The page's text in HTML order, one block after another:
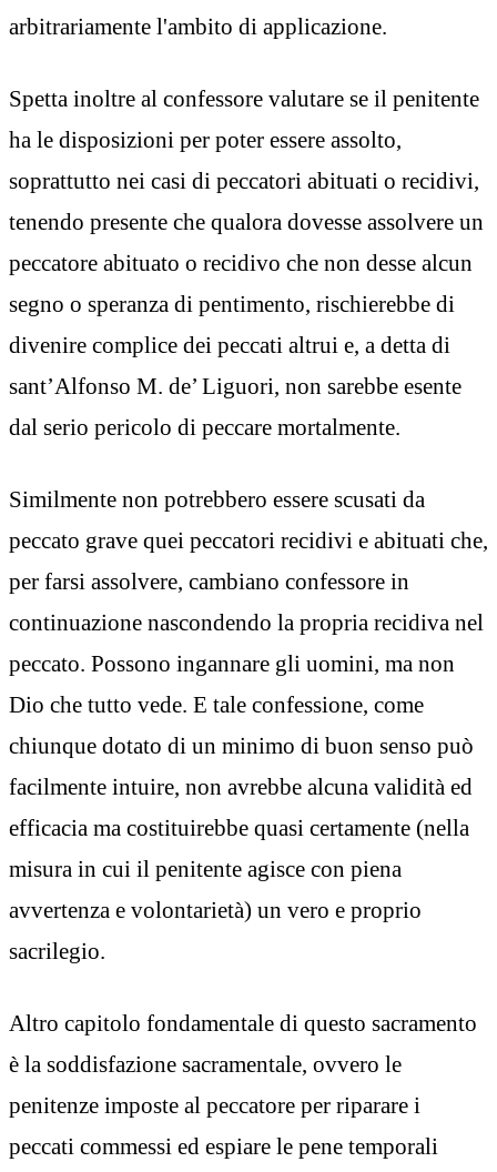
arbitrariamente l'ambito di applicazione.
Spetta inoltre al confessore valutare se il penitente
ha le disposizioni per poter essere assolto,
soprattutto nei casi di peccatori abituati o recidivi,
tenendo presente che qualora dovesse assolvere un
peccatore abituato o recidivo che non desse alcun
segno o speranza di pentimento, rischierebbe di
divenire complice dei peccati altrui e, a detta di
sant’Alfonso M. de’ Liguori, non sarebbe esente
dal serio pericolo di peccare mortalmente.
Similmente non potrebbero essere scusati da
peccato grave quei peccatori recidivi e abituati che,
per farsi assolvere, cambiano confessore in
continuazione nascondendo la propria recidiva nel
peccato. Possono ingannare gli uomini, ma non
Dio che tutto vede. E tale confessione, come
chiunque dotato di un minimo di buon senso può
facilmente intuire, non avrebbe alcuna validità ed
efficacia ma costituirebbe quasi certamente (nella
misura in cui il penitente agisce con piena
avvertenza e volontarietà) un vero e proprio
sacrilegio.
Altro capitolo fondamentale di questo sacramento
è la soddisfazione sacramentale, ovvero le
penitenze imposte al peccatore per riparare i
peccati commessi ed espiare le pene temporali